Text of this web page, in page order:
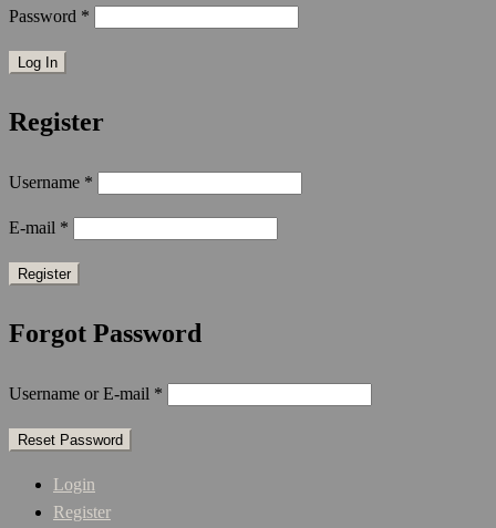
Password *
Register
Username *
E-mail *
Forgot Password
Username or E-mail *
Login
Register